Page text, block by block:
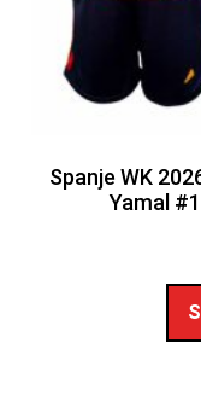
Spanje WK
Yamal